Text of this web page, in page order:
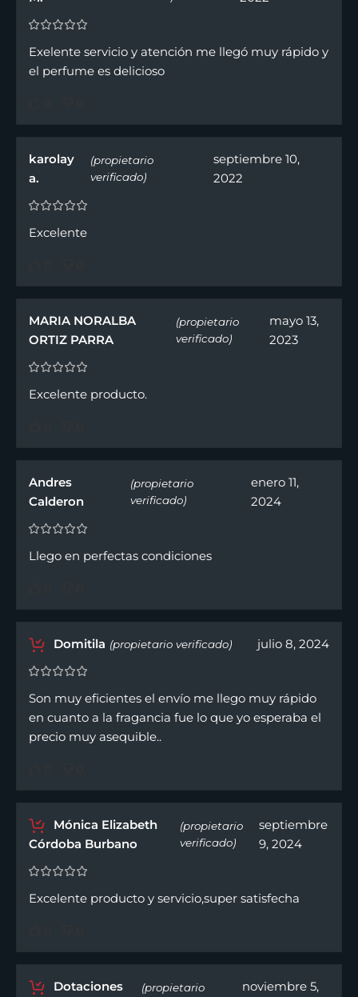
Exelente servicio y atención me llegó muy rápido y
el perfume es delicioso
karolay
a.
(propietario
verificado)
septiembre 10,
2022
Excelente
MARIA NORALBA
ORTIZ PARRA
(propietario
verificado)
mayo 13,
2023
Excelente producto.
Andres
Calderon
(propietario
verificado)
enero 11,
2024
Llego en perfectas condiciones
Domitila (propietario verificado) julio 8, 2024
Son muy eficientes el envío me llego muy rápido
en cuanto a la fragancia fue lo que yo esperaba el
precio muy asequible..
Mónica Elizabeth
Córdoba Burbano
(propietario
verificado)
septiembre
9, 2024
Excelente producto y servicio,super satisfecha
Dotaciones
(propietario
noviembre 5,